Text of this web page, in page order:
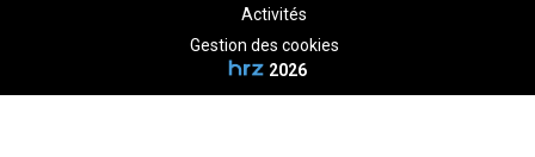
Activités
Gestion des cookies
2026